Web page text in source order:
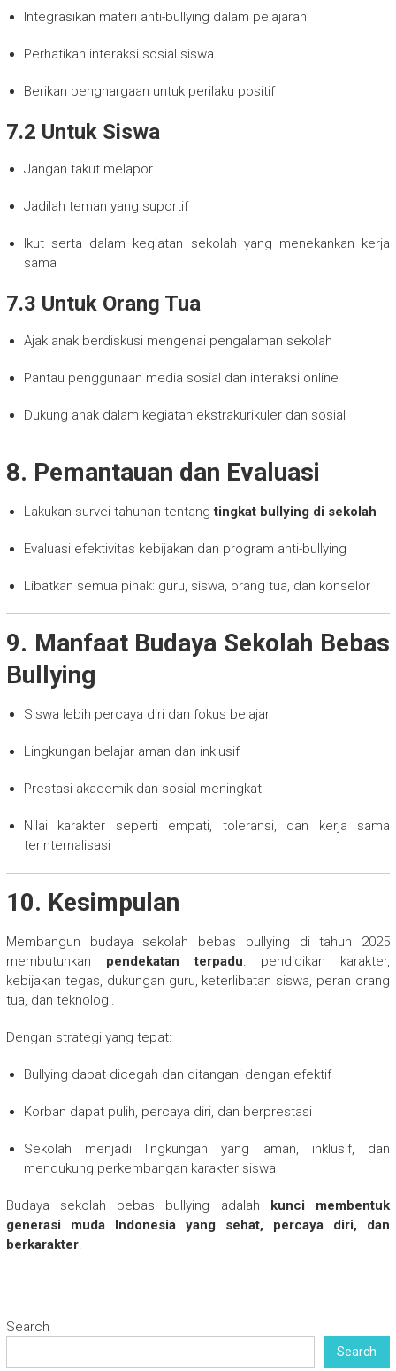
Integrasikan materi anti-bullying dalam pelajaran
Perhatikan interaksi sosial siswa
Berikan penghargaan untuk perilaku positif
7.2 Untuk Siswa
Jangan takut melapor
Jadilah teman yang suportif
Ikut serta dalam kegiatan sekolah yang menekankan kerja
sama
7.3 Untuk Orang Tua
Ajak anak berdiskusi mengenai pengalaman sekolah
Pantau penggunaan media sosial dan interaksi online
Dukung anak dalam kegiatan ekstrakurikuler dan sosial
8. Pemantauan dan Evaluasi
Lakukan survei tahunan tentangtingkat bullying di sekolah
Evaluasi efektivitas kebijakan dan program anti-bullying
Libatkan semua pihak: guru, siswa, orang tua, dan konselor
9. Manfaat Budaya Sekolah Bebas
Bullying
Siswa lebih percaya diri dan fokus belajar
Lingkungan belajar aman dan inklusif
Prestasi akademik dan sosial meningkat
Nilai karakter seperti empati, toleransi, dan kerja sama
terinternalisasi
10. Kesimpulan
Membangun budaya sekolah bebas bullying di tahun 2025
membutuhkan pendekatan terpadu: pendidikan karakter,
kebijakan tegas, dukungan guru, keterlibatan siswa, peran orang
tua, dan teknologi.
Dengan strategi yang tepat:
Bullying dapat dicegah dan ditangani dengan efektif
Korban dapat pulih, percaya diri, dan berprestasi
Sekolah menjadi lingkungan yang aman, inklusif, dan
mendukung perkembangan karakter siswa
Budaya sekolah bebas bullying adalah kunci membentuk
generasi muda Indonesia yang sehat, percaya diri, dan
berkarakter.
Search
Search